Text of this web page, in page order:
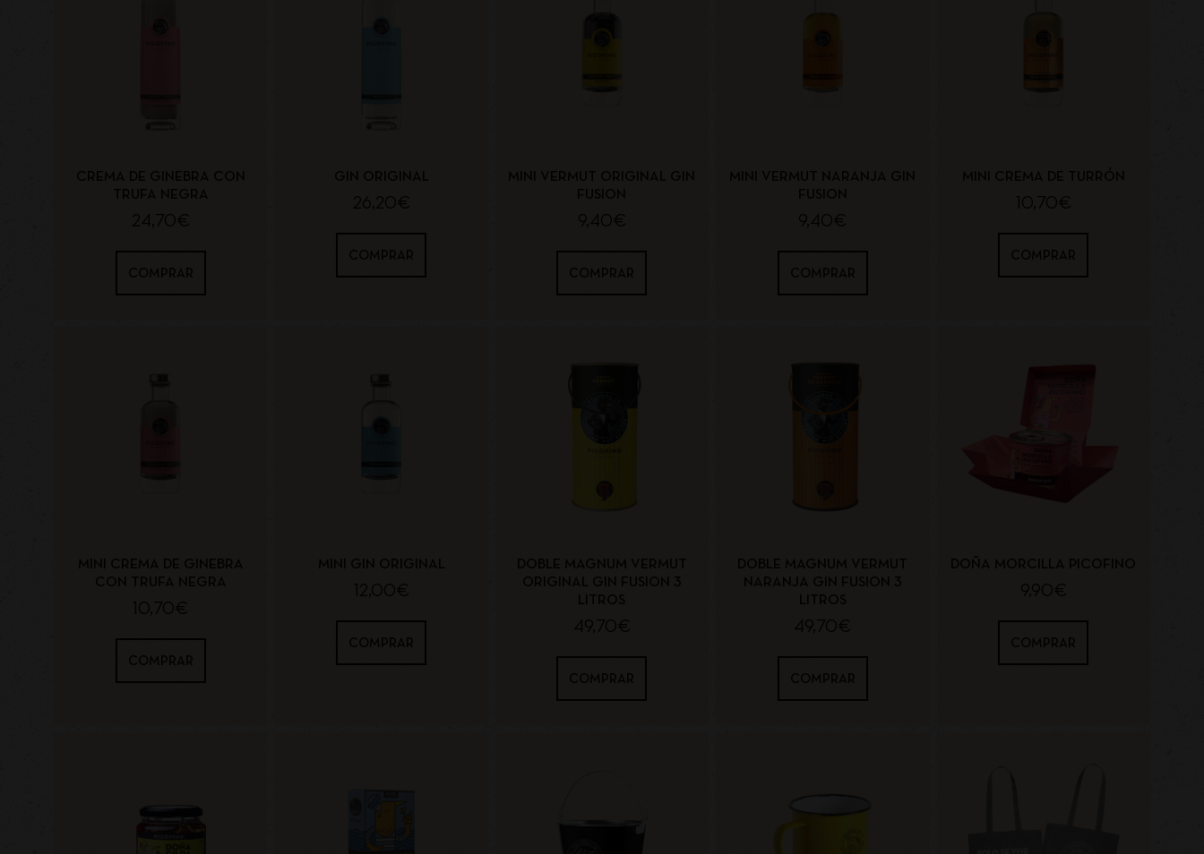
CREMA DE GINEBRA CON
TRUFA NEGRA
24,70€
COMPRAR
GIN ORIGINAL
26,20€
COMPRAR
MINI VERMUT ORIGINAL GIN
FUSION
9,40€
COMPRAR
MINI VERMUT NARANJA GIN
FUSION
9,40€
COMPRAR
MINI CREMA DE TURRÓN
10,70€
COMPRAR
MINI CREMA DE GINEBRA
CON TRUFA NEGRA
10,70€
COMPRAR
MINI GIN ORIGINAL
12,00€
COMPRAR
DOBLE MAGNUM VERMUT
ORIGINAL GIN FUSION 3
LITROS
49,70€
COMPRAR
DOBLE MAGNUM VERMUT
NARANJA GIN FUSION 3
LITROS
49,70€
COMPRAR
DOÑA MORCILLA PICOFINO
9,90€
COMPRAR